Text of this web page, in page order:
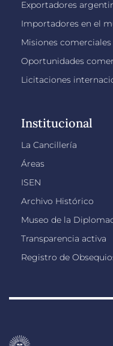
Exportadores
Importadores en el
Misiones comerciales
Oportunidades
Licitaciones
Institucional
La Cancillería
Áreas
ISEN
Archivo Histórico
Museo de la
Transparencia activa
Registro de